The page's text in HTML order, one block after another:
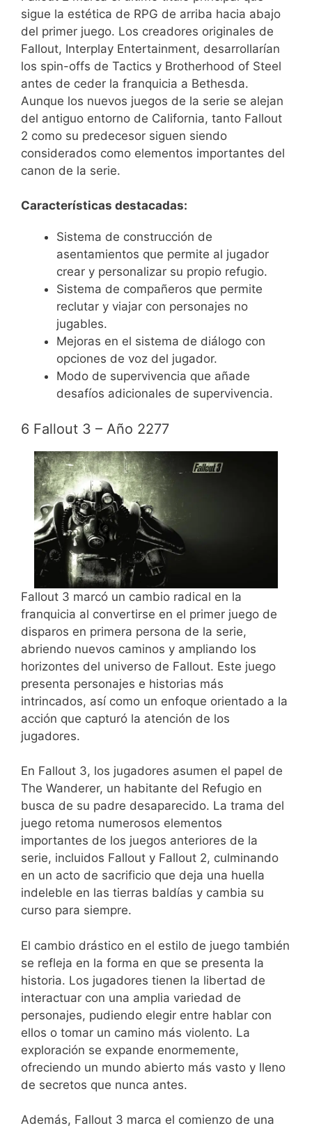
sigue la estética de RPG de arriba hacia abajo
del primer juego. Los creadores originales de
Fallout, Interplay Entertainment, desarrollarían
los spin-offs de Tactics y Brotherhood of Steel
antes de ceder la franquicia a Bethesda.
Aunque los nuevos juegos de la serie se alejan
del antiguo entorno de California, tanto Fallout
2 como su predecesor siguen siendo
considerados como elementos importantes del
canon de la serie.
Características destacadas:
Sistema de construcción de
asentamientos que permite al jugador
crear y personalizar su propio refugio.
Sistema de compañeros que permite
reclutar y viajar con personajes no
jugables.
Mejoras en el sistema de diálogo con
opciones de voz del jugador.
Modo de supervivencia que añade
desafíos adicionales de supervivencia.
6 Fallout 3 – Año 2277
Fallout 3 marcó un cambio radical en la
franquicia al convertirse en el primer juego de
disparos en primera persona de la serie,
abriendo nuevos caminos y ampliando los
horizontes del universo de Fallout. Este juego
presenta personajes e historias más
intrincados, así como un enfoque orientado a la
acción que capturó la atención de los
jugadores.
En Fallout 3, los jugadores asumen el papel de
The Wanderer, un habitante del Refugio en
busca de su padre desaparecido. La trama del
juego retoma numerosos elementos
importantes de los juegos anteriores de la
serie, incluidos Fallout y Fallout 2, culminando
en un acto de sacrificio que deja una huella
indeleble en las tierras baldías y cambia su
curso para siempre.
El cambio drástico en el estilo de juego también
se refleja en la forma en que se presenta la
historia. Los jugadores tienen la libertad de
interactuar con una amplia variedad de
personajes, pudiendo elegir entre hablar con
ellos o tomar un camino más violento. La
exploración se expande enormemente,
ofreciendo un mundo abierto más vasto y lleno
de secretos que nunca antes.
Además, Fallout 3 marca el comienzo de una